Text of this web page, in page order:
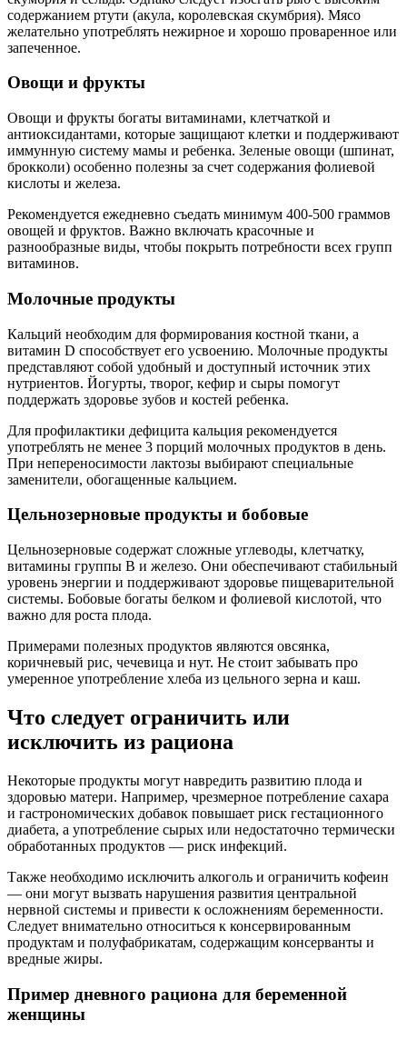
содержанием ртути (акула, королевская скумбрия). Мясо
желательно употреблять нежирное и хорошо проваренное или
запеченное.
Овощи и фрукты
Овощи и фрукты богаты витаминами, клетчаткой и
антиоксидантами, которые защищают клетки и поддерживают
иммунную систему мамы и ребенка. Зеленые овощи (шпинат,
брокколи) особенно полезны за счет содержания фолиевой
кислоты и железа.
Рекомендуется ежедневно съедать минимум 400-500 граммов
овощей и фруктов. Важно включать красочные и
разнообразные виды, чтобы покрыть потребности всех групп
витаминов.
Молочные продукты
Кальций необходим для формирования костной ткани, а
витамин D способствует его усвоению. Молочные продукты
представляют собой удобный и доступный источник этих
нутриентов. Йогурты, творог, кефир и сыры помогут
поддержать здоровье зубов и костей ребенка.
Для профилактики дефицита кальция рекомендуется
употреблять не менее 3 порций молочных продуктов в день.
При непереносимости лактозы выбирают специальные
заменители, обогащенные кальцием.
Цельнозерновые продукты и бобовые
Цельнозерновые содержат сложные углеводы, клетчатку,
витамины группы B и железо. Они обеспечивают стабильный
уровень энергии и поддерживают здоровье пищеварительной
системы. Бобовые богаты белком и фолиевой кислотой, что
важно для роста плода.
Примерами полезных продуктов являются овсянка,
коричневый рис, чечевица и нут. Не стоит забывать про
умеренное употребление хлеба из цельного зерна и каш.
Что следует ограничить или
исключить из рациона
Некоторые продукты могут навредить развитию плода и
здоровью матери. Например, чрезмерное потребление сахара
и гастрономических добавок повышает риск гестационного
диабета, а употребление сырых или недостаточно термически
обработанных продуктов — риск инфекций.
Также необходимо исключить алкоголь и ограничить кофеин
— они могут вызвать нарушения развития центральной
нервной системы и привести к осложнениям беременности.
Следует внимательно относиться к консервированным
продуктам и полуфабрикатам, содержащим консерванты и
вредные жиры.
Пример дневного рациона для беременной
женщины